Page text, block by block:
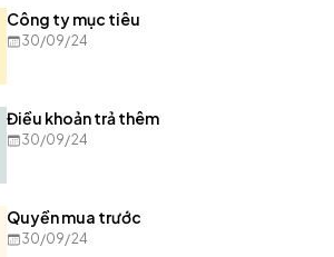
Công ty mục tiêu
30/09/24
Điều khoản trả thêm
30/09/24
Quyền mua trước
30/09/24